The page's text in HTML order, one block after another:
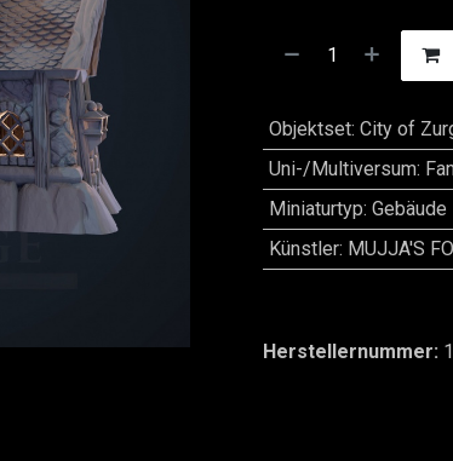
Objektset: City of
Uni-/Multiversum:
Miniaturtyp: Gebäude
Künstler: MUJJA'S
Herstellernummer: